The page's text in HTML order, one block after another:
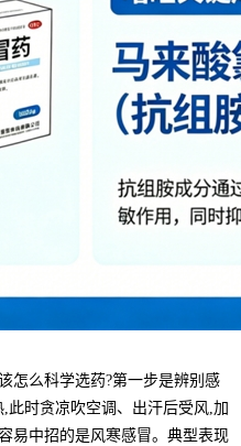
怎么科学选药?第一步是辨别感
此时贪凉吹空调、出汗后受风,加
易中招的是风寒感冒。典型表现